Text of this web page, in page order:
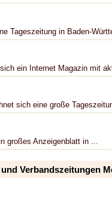
Tageszeitung in Baden-
ein Internet Magazin mit
sich eine große
großes Anzeigenblatt in ...
Verbandszeitungen